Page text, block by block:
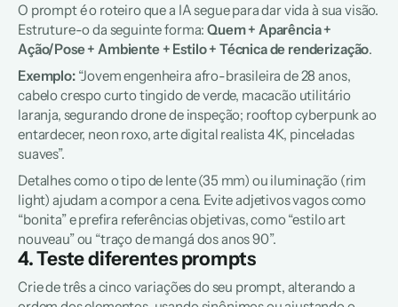
O prompt é o roteiro que a IA segue para dar vida à sua visão.
Estruture-o da seguinte forma: Quem + Aparência +
Ação/Pose + Ambiente + Estilo + Técnica de renderização.
Exemplo: “Jovem engenheira afro-brasileira de 28 anos,
cabelo crespo curto tingido de verde, macacão utilitário
laranja, segurando drone de inspeção; rooftop cyberpunk ao
entardecer, neon roxo, arte digital realista 4K, pinceladas
suaves”.
Detalhes como o tipo de lente (35 mm) ou iluminação (rim
light) ajudam a compor a cena. Evite adjetivos vagos como
“bonita” e prefira referências objetivas, como “estilo art
nouveau” ou “traço de mangá dos anos 90”.
4. Teste diferentes prompts
Crie de três a cinco variações do seu prompt, alterando a